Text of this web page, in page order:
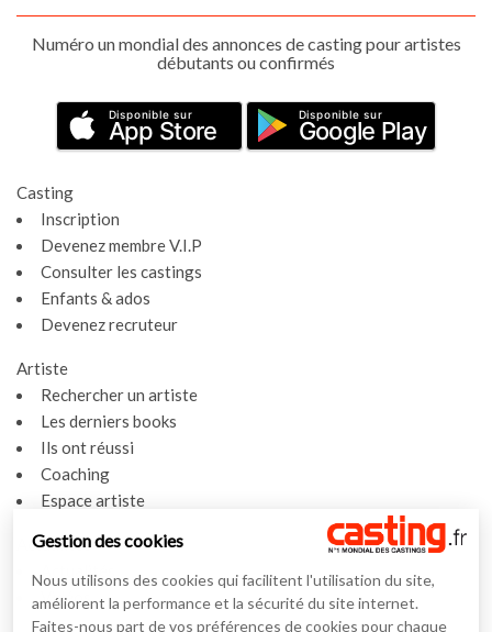
Numéro un mondial des annonces de casting pour artistes
débutants ou confirmés
Disponible sur
App Store
Disponible sur
Google Play
Casting
Inscription
Devenez membre V.I.P
Consulter les castings
Enfants & ados
Devenez recruteur
Artiste
Rechercher un artiste
Les derniers books
Ils ont réussi
Coaching
Espace artiste
Actualités
Actualités
Vidéos
Gestion des cookies
Nous utilisons des cookies qui facilitent l'utilisation du site,
améliorent la performance et la sécurité du site internet.
Faites-nous part de vos préférences de cookies pour chaque